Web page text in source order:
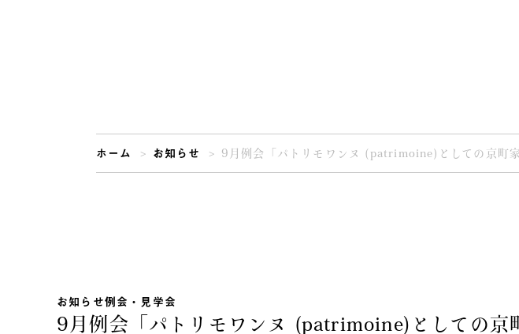
ホーム お知らせ 9月例会「パトリモワンヌ (patrimoine)としての京町
お知らせ例会・見学会
9月例会「パトリモワンヌ (patrimoine)としての